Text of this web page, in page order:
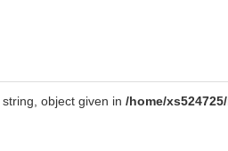
object given in /home/